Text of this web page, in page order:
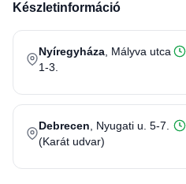
Készletinformáció
Nyíregyháza , Mályva utca
1-3.
Debrecen , Nyugati u. 5-7.
(Karát udvar)